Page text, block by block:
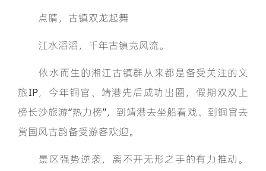
点睛，古镇双龙起舞
江水滔滔，千年古镇竞风流。
依水而生的湘江古镇群从来都是备受关注的文
旅IP，今年铜官、靖港先后成功出圈，假期双双上
榜长沙旅游“热力榜”，到靖港去坐船看戏、到铜官去
赏国风古韵备受游客欢迎。
景区强势逆袭，离不开无形之手的有力推动。